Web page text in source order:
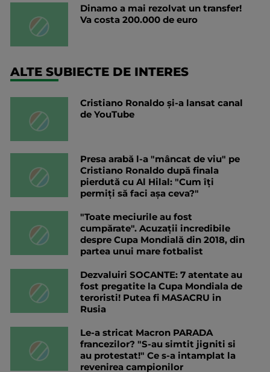
Dinamo a mai rezolvat un transfer!
Va costa 200.000 de euro
ALTE SUBIECTE DE INTERES
Cristiano Ronaldo și-a lansat canal
de YouTube
Presa arabă l-a "mâncat de viu" pe
Cristiano Ronaldo după finala
pierdută cu Al Hilal: "Cum îți
permiți să faci așa ceva?"
"Toate meciurile au fost
cumpărate". Acuzații incredibile
despre Cupa Mondială din 2018, din
partea unui mare fotbalist
Dezvaluiri SOCANTE: 7 atentate au
fost pregatite la Cupa Mondiala de
teroristi! Putea fi MASACRU in
Rusia
Le-a stricat Macron PARADA
francezilor? "S-au simtit jigniti si
au protestat!" Ce s-a intamplat la
revenirea campionilor